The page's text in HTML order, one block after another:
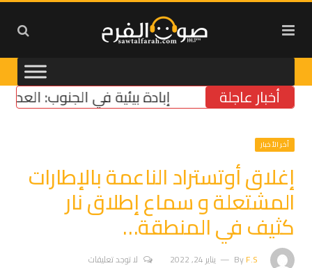
أخبار عاجلة إبادة بيئية في الجنوب: العدو
أخر الأخبار
إغلاق أوتستراد الناعمة بالإطارات
المشتعلة و سماع إطلاق نار
كثيف في المنطقة…
ByF.S يناير 24, 2022 لا توجد تعليقات